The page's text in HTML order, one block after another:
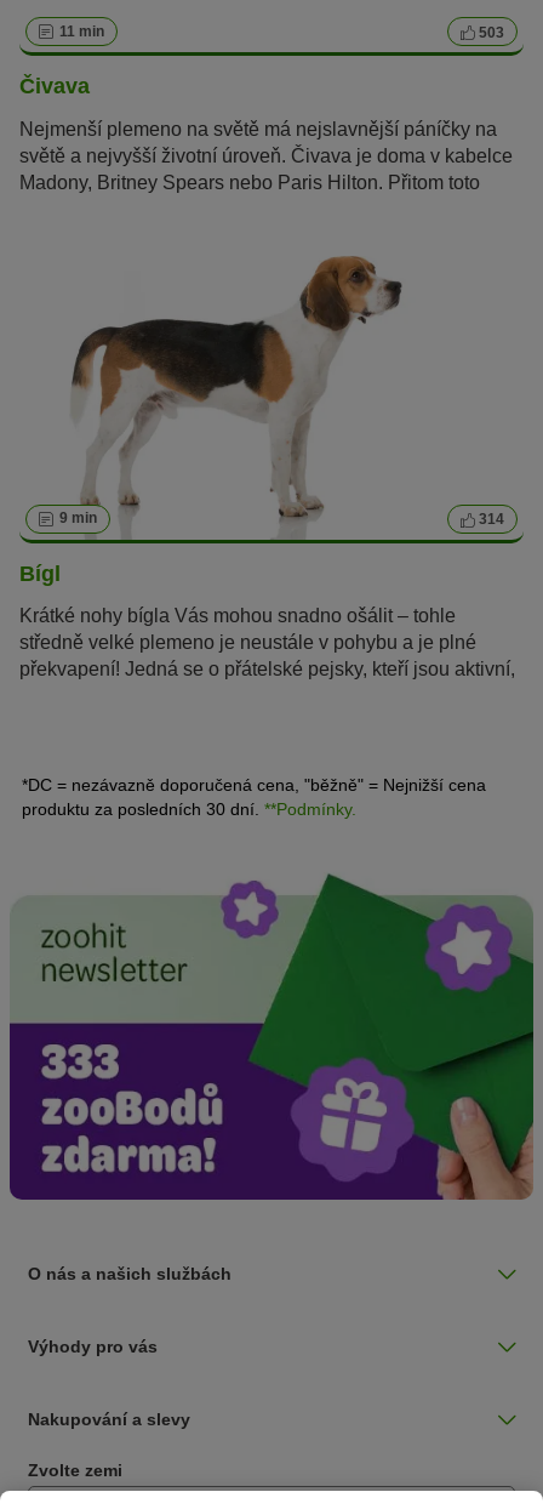
11 min 503
Čivava
Nejmenší plemeno na světě má nejslavnější páníčky na
světě a nejvyšší životní úroveň. Čivava je doma v kabelce
Madony, Britney Spears nebo Paris Hilton. Přitom toto
9 min 314
Bígl
Krátké nohy bígla Vás mohou snadno ošálit – tohle
středně velké plemeno je neustále v pohybu a je plné
překvapení! Jedná se o přátelské pejsky, kteří jsou aktivní,
*DC = nezávazně doporučená cena, "běžně" = Nejnižší cena
produktu za posledních 30 dní. **Podmínky.
O nás a našich službách
Výhody pro vás
Nakupování a slevy
Zvolte zemi